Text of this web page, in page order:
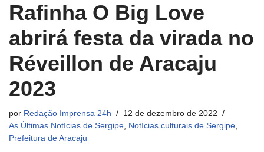
Rafinha O Big Love
abrirá festa da virada no
Réveillon de Aracaju
2023
por Redação Imprensa 24h
12 de dezembro de 2022
As Últimas Notícias de Sergipe, Notícias culturais de Sergipe,
Prefeitura de Aracaju